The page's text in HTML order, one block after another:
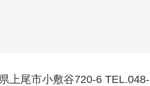
上尾市小敷谷720-6 TEL.048-